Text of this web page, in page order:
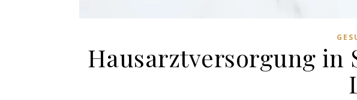
Hausarztversorgung in